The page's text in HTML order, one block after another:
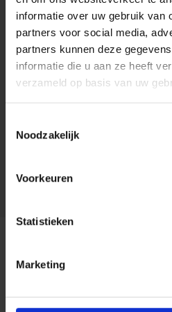
informatie over uw gebruik van
partners voor social media,
partners kunnen deze
informatie die u aan ze heeft
verzameld op basis van uw
Noodzakelijk
Voorkeuren
Statistieken
Marketing
het contract genoteerd staat.
Gezinsformule
ARCES dekt alle voertuigen
vragen hoeveel voertuigen
Vlootformule
ARCES dekt alle voertuigen
beperkingen
Op de verzekering